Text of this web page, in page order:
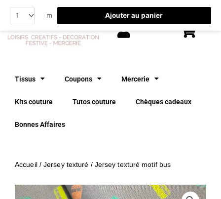
contenu
Tissus Coupons Mercerie
Kits couture Tutos couture Chèques cadeaux
Bonnes Affaires
Accueil/Jersey texturé / Jersey texturé motif bus
m Ajouter au panier